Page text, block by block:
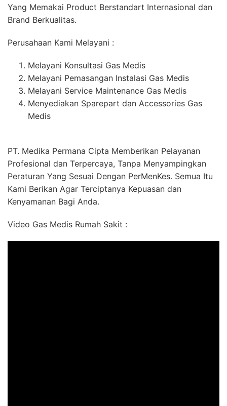
Yang Memakai Product Berstandart Internasional dan
Brand Berkualitas.
Perusahaan Kami Melayani :
Melayani Konsultasi Gas Medis
Melayani Pemasangan Instalasi Gas Medis
Melayani Service Maintenance Gas Medis
Menyediakan Sparepart dan Accessories Gas
Medis
PT. Medika Permana Cipta Memberikan Pelayanan
Profesional dan Terpercaya, Tanpa Menyampingkan
Peraturan Yang Sesuai Dengan PerMenKes. Semua Itu
Kami Berikan Agar Terciptanya Kepuasan dan
Kenyamanan Bagi Anda.
Video Gas Medis Rumah Sakit :